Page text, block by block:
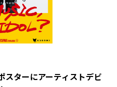
スターにアーティストデビ